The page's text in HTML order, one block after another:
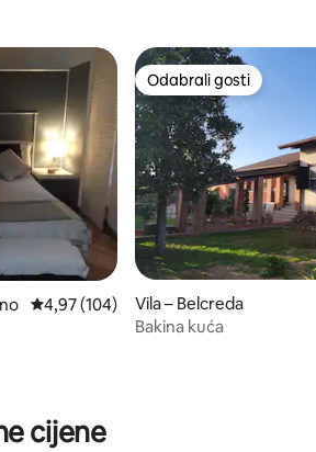
oznakom „Odabrali gosti”
Prosječna ocjena: 4,97/5, recenzija: 104
4,97 (104)
Odabrali gosti
Odabrali gosti
Vila – Belcreda
Bakina kuća
cijene